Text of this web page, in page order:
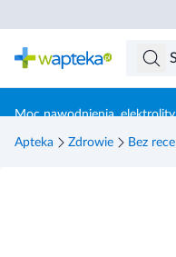
Moc nawodnienia,
Apteka Zdrowie Bez